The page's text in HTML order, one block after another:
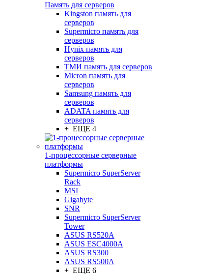
Память для серверов
Kingston память для
серверов
Supermicro память для
серверов
Hynix память для
серверов
ТМИ память для серверов
Micron память для
серверов
Samsung память для
серверов
ADATA память для
серверов
+ ЕЩЕ 4
1-процессорные серверные
платформы
Supermicro SuperServer
Rack
MSI
Gigabyte
SNR
Supermicro SuperServer
Tower
ASUS RS520A
ASUS ESC4000A
ASUS RS300
ASUS RS500A
+ ЕЩЕ 6